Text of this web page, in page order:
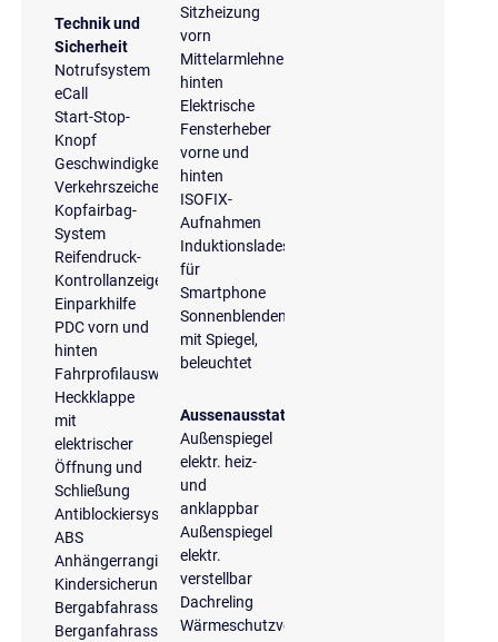
Technik und
Sicherheit
Notrufsystem
eCall
Start-Stop-
Knopf
Geschwindigkeitsregelanlage
Verkehrszeichenerkennung
Kopfairbag-
System
Reifendruck-
Kontrollanzeige
Einparkhilfe
PDC vorn und
hinten
Fahrprofilauswahl
Heckklappe
mit
elektrischer
Öffnung und
Schließung
Antiblockiersystem
ABS
Anhängerrangierassistent
Kindersicherung
Bergabfahrassistent
Berganfahrassistent
Sitzheizung
vorn
Mittelarmlehne
hinten
Elektrische
Fensterheber
vorne und
hinten
ISOFIX-
Aufnahmen
Induktionsladeschale
für
Smartphone
Sonnenblenden
mit Spiegel,
beleuchtet
Aussenausstattung
Außenspiegel
elektr. heiz-
und
anklappbar
Außenspiegel
elektr.
verstellbar
Dachreling
Wärmeschutzverglasung